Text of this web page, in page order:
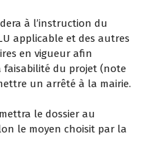
à l’instruction du
applicable et des autres
en vigueur afin
faisabilité du projet (note
un arrêté à la mairie.
le dossier au
le moyen choisit par la